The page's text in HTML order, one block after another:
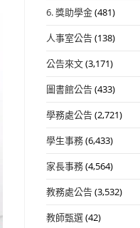
6. 獎助學金(481)
人事室公告(138)
公告來文(3,171)
圖書館公告(433)
學務處公告(2,721)
學生事務(6,433)
家長事務(4,564)
教務處公告(3,532)
教師甄選(42)